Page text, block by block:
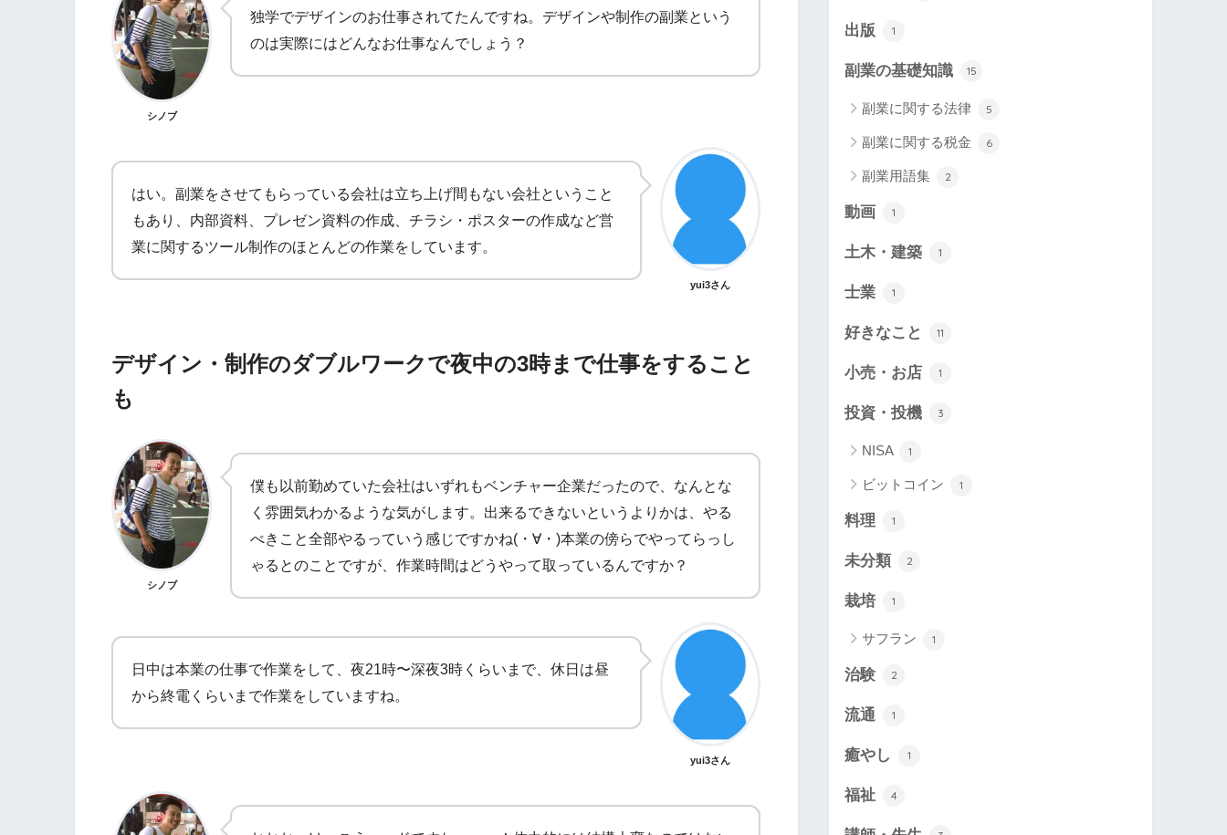
シノブ
独学でデザインのお仕事されてたんですね。デザインや制作の副業という
のは実際にはどんなお仕事なんでしょう？
はい。副業をさせてもらっている会社は立ち上げ間もない会社ということ
もあり、内部資料、プレゼン資料の作成、チラシ・ポスターの作成など営
業に関するツール制作のほとんどの作業をしています。
yui3さん
デザイン・制作のダブルワークで夜中の3時まで仕事をすること
も
シノブ
僕も以前勤めていた会社はいずれもベンチャー企業だったので、なんとな
く雰囲気わかるような気がします。出来るできないというよりかは、やる
べきこと全部やるっていう感じですかね(・∀・)本業の傍らでやってらっし
ゃるとのことですが、作業時間はどうやって取っているんですか？
日中は本業の仕事で作業をして、夜21時〜深夜3時くらいまで、休日は昼
から終電くらいまで作業をしていますね。
yui3さん
出版 1
副業の基礎知識 15
副業に関する法律 5
副業に関する税金 6
副業用語集 2
動画 1
土木・建築 1
士業 1
好きなこと 11
小売・お店 1
投資・投機 3
NISA 1
ビットコイン 1
料理 1
未分類 2
栽培 1
サフラン 1
治験 2
流通 1
癒やし 1
福祉 4